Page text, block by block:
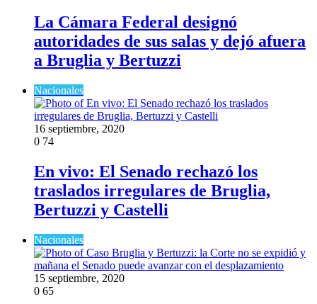
La Cámara Federal designó
autoridades de sus salas y dejó afuera
a Bruglia y Bertuzzi
Nacionales
16 septiembre, 2020
0 74
En vivo: El Senado rechazó los
traslados irregulares de Bruglia,
Bertuzzi y Castelli
Nacionales
15 septiembre, 2020
0 65